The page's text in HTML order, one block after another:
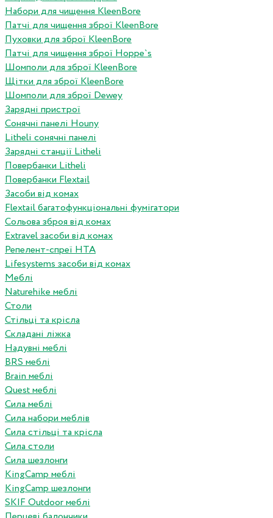
Набори для чищення KleenBore
Патчі для чищення зброї KleenBore
Пуховки для зброї KleenBore
Патчі для чищення зброї Hoppe`s
Шомполи для зброї KleenBore
Щітки для зброї KleenBore
Шомполи для зброї Dewey
Зарядні пристрої
Сонячні панелі Houny
Litheli сонячні панелі
Зарядні станції Litheli
Повербанки Litheli
Повербанки Flextail
Засоби від комах
Flextail багатофункціональні фумігатори
Сольова зброя від комах
Extravel засоби від комах
Репелент-спреї HTA
Lifesystems засоби від комах
Меблі
Naturehike меблі
Столи
Стільці та крісла
Складані ліжка
Надувні меблі
BRS меблі
Brain меблі
Quest меблі
Сила меблі
Сила набори меблів
Сила стільці та крісла
Сила столи
Сила шезлонги
KingCamp меблі
KingCamp шезлонги
SKIF Outdoor меблі